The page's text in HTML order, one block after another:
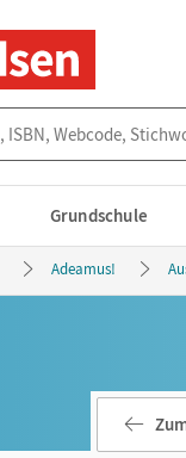
Grundschule
Adeamus!